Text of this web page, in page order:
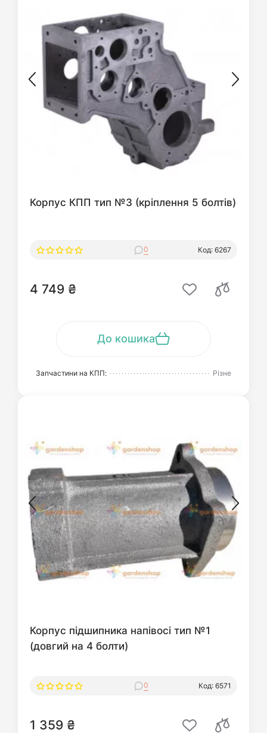
Корпус КПП тип №3 (кріплення 5 болтів)
0 Код: 6267
4 749 ₴
До кошика
Запчастини на КПП: Різне
Корпус підшипника напівосі тип №1
(довгий на 4 болти)
0 Код: 6571
1 359 ₴